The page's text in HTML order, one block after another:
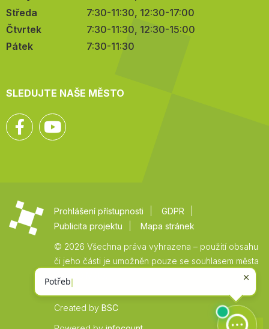
Středa
7:30-11:30, 12:30-17:00
Čtvrtek
7:30-11:30, 12:30-15:00
Pátek
7:30-11:30
SLEDUJTE NAŠE MĚSTO
Facebook
Prohlášení přístupnosti
GDPR
Publicita projektu
Mapa stránek
© 2026 Všechna práva vyhrazena – použití obsahu
či jeho části je umožněn pouze se souhlasem města
Vysoké Mýto.
Created by BSC
Zpět